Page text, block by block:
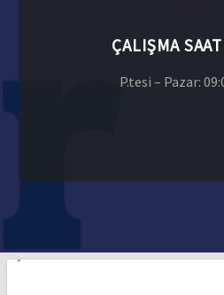
ÇALIŞMA
P.tesi – Pazar: